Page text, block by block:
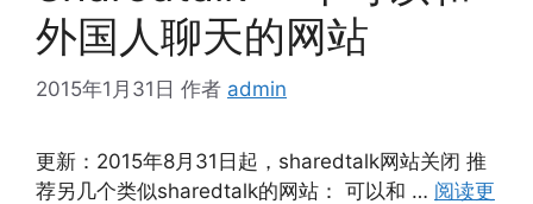
外国人聊天的网站
2015年1月31日 作者 admin
更新：2015年8月31日起，sharedtalk网站关闭 推
荐另几个类似sharedtalk的网站： 可以和 … 阅读更